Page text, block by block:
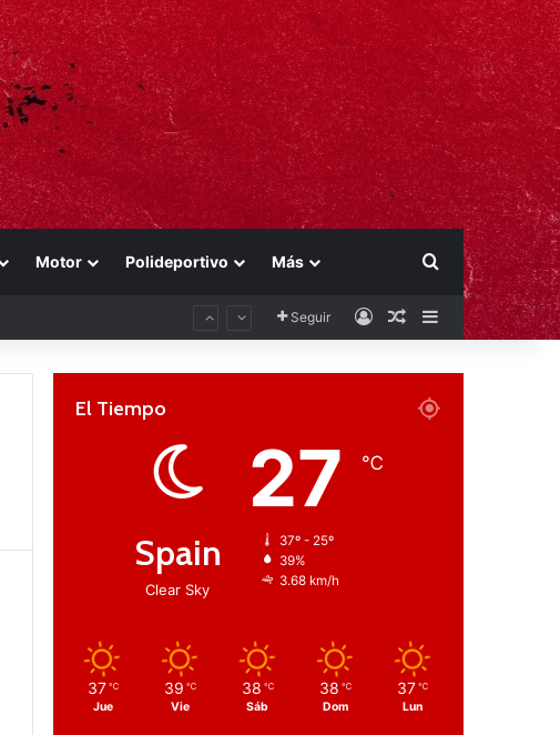
Motor Polideportivo Más Buscar por
Seguir AccesoPublicación al
Barra lateral
El Tiempo
Spain
Clear Sky
27 ℃
37º - 25º
39%
3.68 km/h
37 ℃
Jue
39 ℃
Vie
38 ℃
Sáb
38 ℃
Dom
37 ℃
Lun